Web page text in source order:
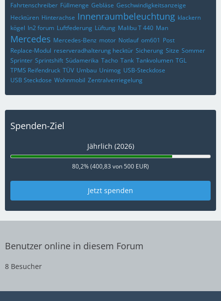
Fahrtenschreiber Füllmenge Gebläse Geschwindigkeitsanzeige
Hecktüren Hinterachse Innenraumbeleuchtung klackern
kögel ln2 forum Luftfederung Lüftung Malibu T 440 Man
Mercedes Mercedes-Benz motor Notlauf om601 Post
Replace-Modul reserveradhalterung hecktür Sicherung Sitze Sommer
Sprinter Sprintshift Südamerika Tacho Tank Tankvolumen TGL
TPMS Reifendruck TÜV Umbau Unimog USB-Steckdose
USB Steckdose Wohnmobil Zentralverriegelung
Spenden-Ziel
Jährlich (2026)
80,2% (400,83 von 500 EUR)
Jetzt spenden
Benutzer online in diesem Forum
8 Besucher